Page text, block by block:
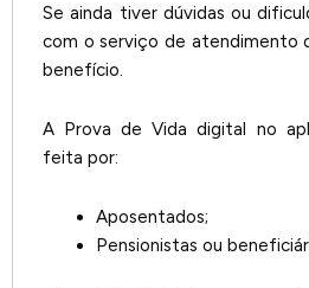
Se ainda tiver dúvidas ou
com o serviço de atendimento
benefício.
A Prova de Vida digital no
feita por:
Aposentados;
Pensionistas ou